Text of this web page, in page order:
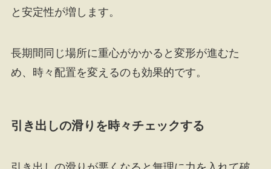
と安定性が増します。
長期間同じ場所に重心がかかると変形が進むた
め、時々配置を変えるのも効果的です。
引き出しの滑りを時々チェックする